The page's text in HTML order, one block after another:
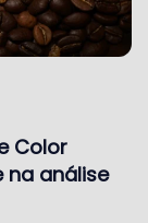
Color
na análise